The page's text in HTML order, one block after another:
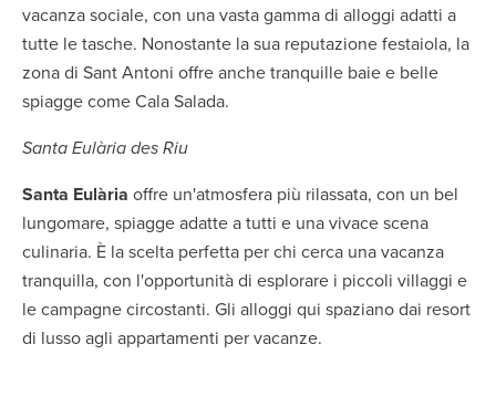
vacanza sociale, con una vasta gamma di alloggi adatti a
tutte le tasche. Nonostante la sua reputazione festaiola, la
zona di Sant Antoni offre anche tranquille baie e belle
spiagge come Cala Salada.
Santa Eulària des Riu
Santa Eulària offre un'atmosfera più rilassata, con un bel
lungomare, spiagge adatte a tutti e una vivace scena
culinaria. È la scelta perfetta per chi cerca una vacanza
tranquilla, con l'opportunità di esplorare i piccoli villaggi e
le campagne circostanti. Gli alloggi qui spaziano dai resort
di lusso agli appartamenti per vacanze.